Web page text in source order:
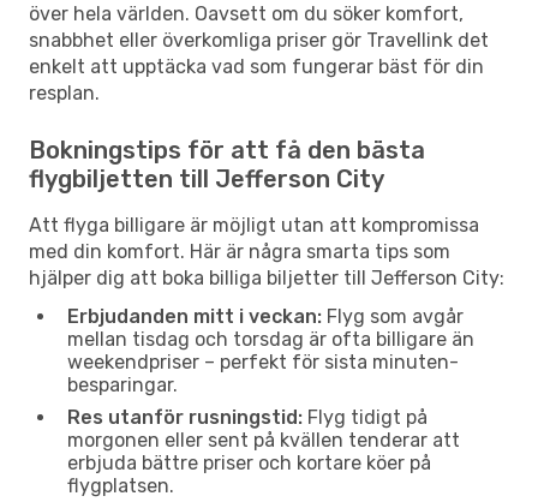
över hela världen. Oavsett om du söker komfort,
snabbhet eller överkomliga priser gör Travellink det
enkelt att upptäcka vad som fungerar bäst för din
resplan.
Bokningstips för att få den bästa
flygbiljetten till Jefferson City
Att flyga billigare är möjligt utan att kompromissa
med din komfort. Här är några smarta tips som
hjälper dig att boka billiga biljetter till Jefferson City:
Erbjudanden mitt i veckan: Flyg som avgår
mellan tisdag och torsdag är ofta billigare än
weekendpriser – perfekt för sista minuten-
besparingar.
Res utanför rusningstid: Flyg tidigt på
morgonen eller sent på kvällen tenderar att
erbjuda bättre priser och kortare köer på
flygplatsen.